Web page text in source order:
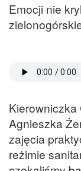
Emocji nie
Kierowniczka
Agnieszka
zajęcia
reżimie